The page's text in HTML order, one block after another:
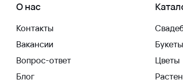
О нас
Контакты
Вакансии
Вопрос-ответ
Блог
Букеты
Цветы